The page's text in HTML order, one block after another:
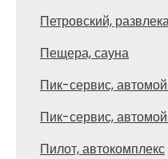
Петровский,
Пещера, сауна
Пик-сервис,
Пик-сервис,
Пилот, автокомплекс